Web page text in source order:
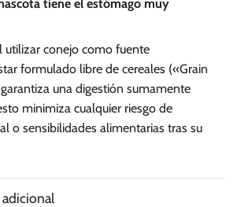
tiene el estómago muy
utilizar conejo como fuente
formulado libre de cereales («Grain
garantiza una digestión sumamente
minimiza cualquier riesgo de
o sensibilidades alimentarias tras su